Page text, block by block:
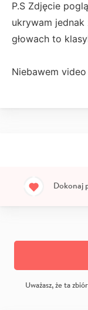
P.S Zdjęcie
ukrywam
głowach to
Niebawem video
Dokonaj
Uważasz, że ta